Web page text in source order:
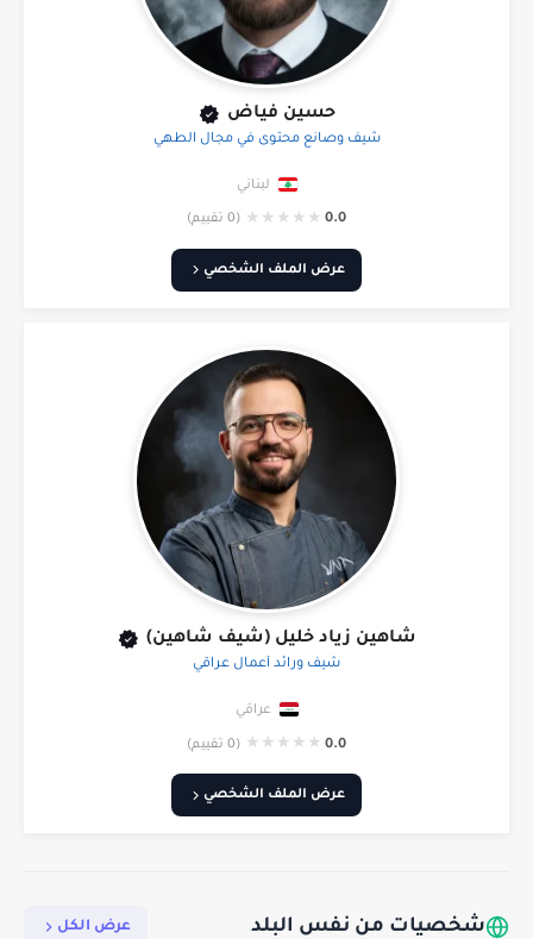
حسين فياض
شيف وصانع محتوى في مجال الطهي
لبناني
0.0
★
★
★
★
★ (0 تقييم)
عرض الملف الشخصي
شاهين زياد خليل (شيف شاهين)
شيف ورائد أعمال عراقي
عراقي
0.0
★
★
★
★
★ (0 تقييم)
عرض الملف الشخصي
شخصيات من نفس البلد عرض الكل